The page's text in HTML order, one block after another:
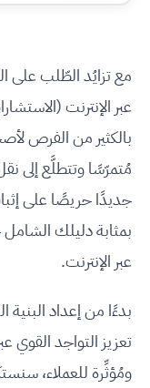
مع تزايُد الطّلب على
عبر الإنترنت
بالكثير من الفرص
مُتمرّسًا وتتطلَّع إلى
جديدًا حريصًا على
بمثابة دليلك الشامل
عبر الإنترنت.
بدءًا من إعداد البنية
تعزيز التواجد
ومُؤثِّرة للعملاء،